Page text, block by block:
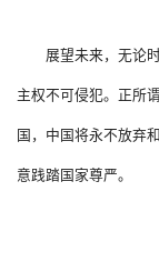
展望未来，无论
主权不可侵犯。正所
国，中国将永不放弃
意践踏国家尊严。